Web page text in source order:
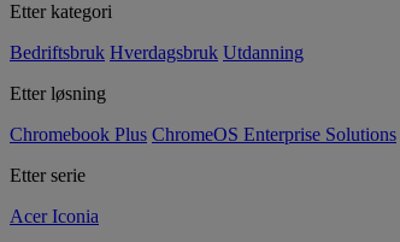
Etter kategori
Bedriftsbruk Hverdagsbruk Utdanning
Etter løsning
Chromebook Plus ChromeOS Enterprise Solutions
Etter serie
Acer Iconia